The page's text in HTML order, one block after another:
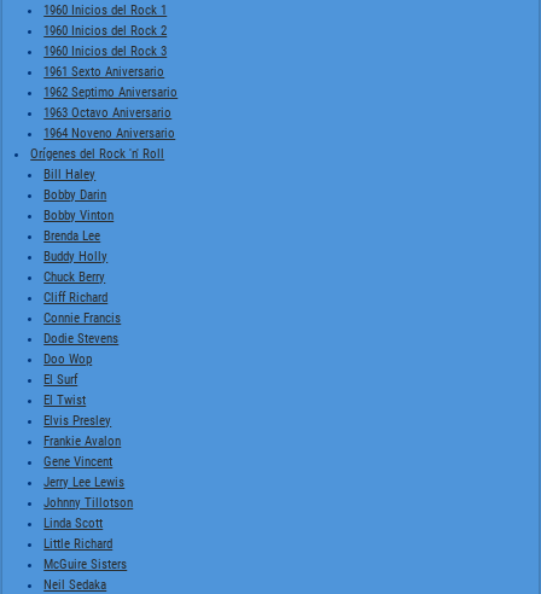
1960 Inicios del Rock 1
1960 Inicios del Rock 2
1960 Inicios del Rock 3
1961 Sexto Aniversario
1962 Septimo Aniversario
1963 Octavo Aniversario
1964 Noveno Aniversario
Orígenes del Rock 'n' Roll
Bill Haley
Bobby Darin
Bobby Vinton
Brenda Lee
Buddy Holly
Chuck Berry
Cliff Richard
Connie Francis
Dodie Stevens
Doo Wop
El Surf
El Twist
Elvis Presley
Frankie Avalon
Gene Vincent
Jerry Lee Lewis
Johnny Tillotson
Linda Scott
Little Richard
McGuire Sisters
Neil Sedaka